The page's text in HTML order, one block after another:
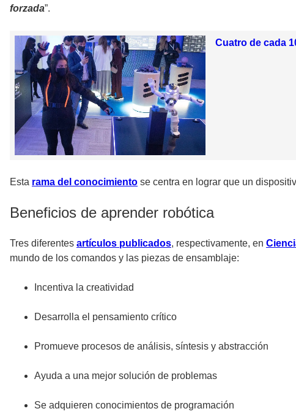
forzada”.
Cuatro de cada
Esta rama del conocimiento se centra en lograr que un
Beneficios de aprender robótica
Tres diferentes artículos publicados, respectivamente, en
mundo de los comandos y las piezas de ensamblaje:
Incentiva la creatividad
Desarrolla el pensamiento crítico
Promueve procesos de análisis, síntesis y abstracción
Ayuda a una mejor solución de problemas
Se adquieren conocimientos de programación